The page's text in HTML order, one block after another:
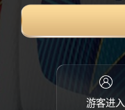
游客进入